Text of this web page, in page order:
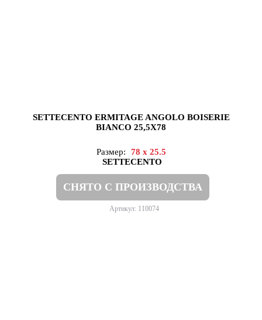
SETTECENTO ERMITAGE ANGOLO BOISERIE
BIANCO 25,5X78
Размер:
78 x 25.5
SETTECENTO
СНЯТО С ПРОИЗВОДСТВА
Артикул: 110074